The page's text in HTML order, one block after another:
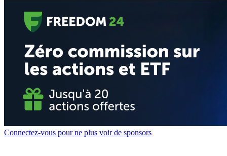
Connectez-vous pour ne plus voir de sponsors